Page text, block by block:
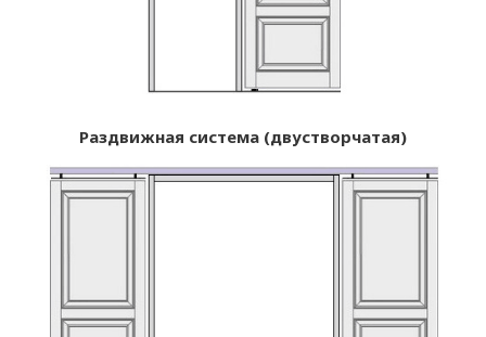
Раздвижная система (двустворчатая)